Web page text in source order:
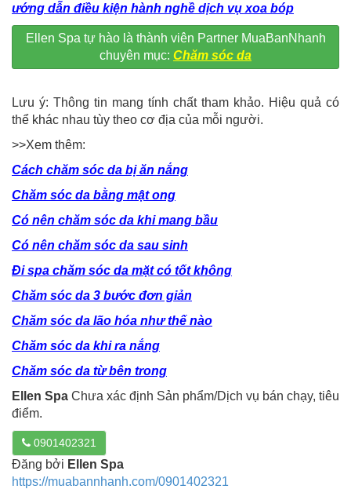
ướng dẫn điều kiện hành nghề dịch vụ xoa bóp
Ellen Spa tự hào là thành viên Partner MuaBanNhanh
chuyên mục: Chăm sóc da
Lưu ý: Thông tin mang tính chất tham khảo. Hiệu quả có
thể khác nhau tùy theo cơ địa của mỗi người.
>>Xem thêm:
Cách chăm sóc da bị ăn nắng
Chăm sóc da bằng mật ong
Có nên chăm sóc da khi mang bầu
Có nên chăm sóc da sau sinh
Đi spa chăm sóc da mặt có tốt không
Chăm sóc da 3 bước đơn giản
Chăm sóc da lão hóa như thế nào
Chăm sóc da khi ra nắng
Chăm sóc da từ bên trong
Ellen Spa Chưa xác định Sản phẩm/Dịch vụ bán chạy, tiêu
điểm.
0901402321
Đăng bởi Ellen Spa
https://muabannhanh.com/0901402321